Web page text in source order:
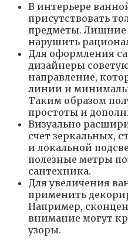
В интерьере
присутствовать
предметы. Лишние
нарушить
Для оформления
дизайнеры
направление,
линии и
Таким образом
простоты и
Визуально
счет зеркальных,
и локальной
полезные метры
сантехника.
Для увеличения
применить
Например,
внимание могут
узоры.